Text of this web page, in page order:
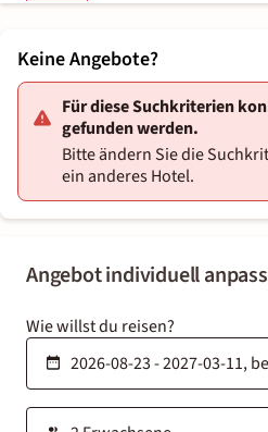
Angebot individuell
Wie willst du reisen?
Keine Angebote?
Für diese Suchkriterien
gefunden werden.
Bitte ändern Sie die
ein anderes Hotel.